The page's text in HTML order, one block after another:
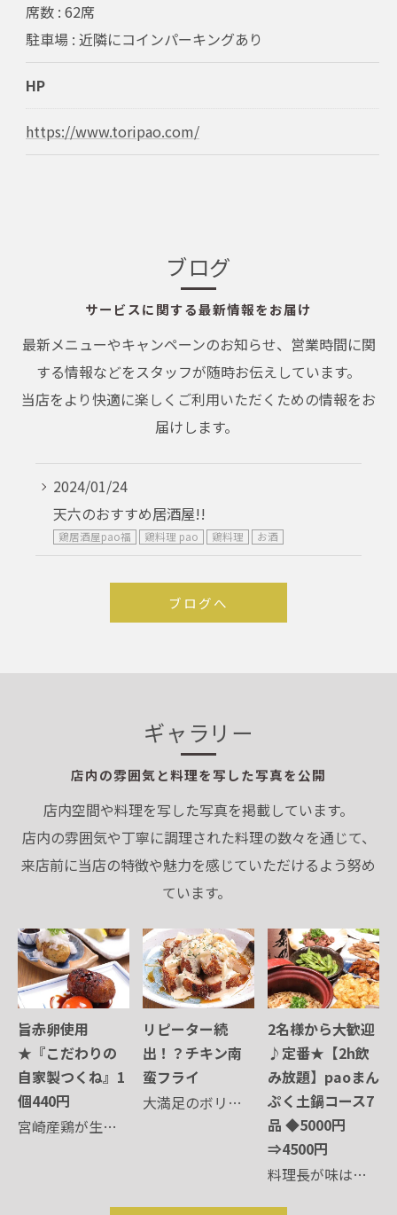
席数 : 62席
駐車場 : 近隣にコインパーキングあり
HP
https://www.toripao.com/
ブログ
サービスに関する最新情報をお届け
最新メニューやキャンペーンのお知らせ、営業時間に関
する情報などをスタッフが随時お伝えしています。
当店をより快適に楽しくご利用いただくための情報をお
届けします。
2024/01/24
天六のおすすめ居酒屋!!
鶏居酒屋pao福 鶏料理 pao 鶏料理 お酒
ブログへ
ギャラリー
店内の雰囲気と料理を写した写真を公開
店内空間や料理を写した写真を掲載しています。
店内の雰囲気や丁寧に調理された料理の数々を通じて、
来店前に当店の特徴や魅力を感じていただけるよう努め
ています。
旨赤卵使用
★『こだわりの
自家製つくね』1
個440円
宮崎産鶏が生ん
リピーター続
出！？チキン南
蛮フライ
大満足のボリュ
2名様から大歓迎
♪定番★【2h飲
み放題】paoまん
ぷく土鍋コース7
品 ◆5000円
⇒4500円
料理長が味はも